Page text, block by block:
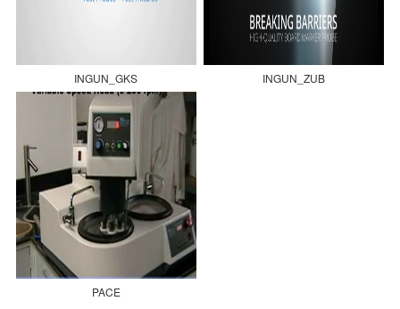
INGUN_GKS INGUN_ZUB
PACE